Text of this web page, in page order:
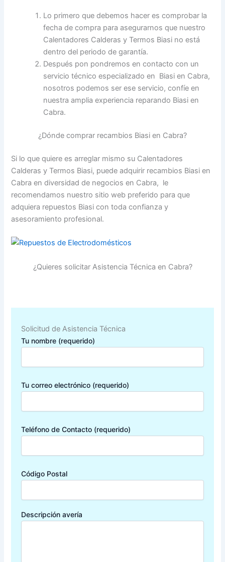
Lo primero que debemos hacer es comprobar la
fecha de compra para asegurarnos que nuestro
Calentadores Calderas y Termos Biasi no está
dentro del periodo de garantía.
Después pon pondremos en contacto con un
servicio técnico especializado en Biasi en Cabra,
nosotros podemos ser ese servicio, confíe en
nuestra amplia experiencia reparando Biasi en
Cabra.
¿Dónde comprar recambios Biasi en Cabra?
Si lo que quiere es arreglar mismo su Calentadores
Calderas y Termos Biasi, puede adquirir recambios Biasi en
Cabra en diversidad de negocios en Cabra, le
recomendamos nuestro sitio web preferido para que
adquiera repuestos Biasi con toda confianza y
asesoramiento profesional.
¿Quieres solicitar Asistencia Técnica en Cabra?
Solicitud de Asistencia Técnica
Tu nombre (requerido)
Tu correo electrónico (requerido)
Teléfono de Contacto (requerido)
Código Postal
Descripción avería